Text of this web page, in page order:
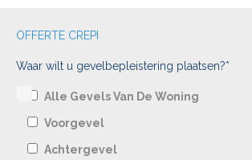
OFFERTE CREPI
Waar wilt u gevelbepleistering plaatsen?*
Alle Gevels Van De Woning
Voorgevel
Achtergevel